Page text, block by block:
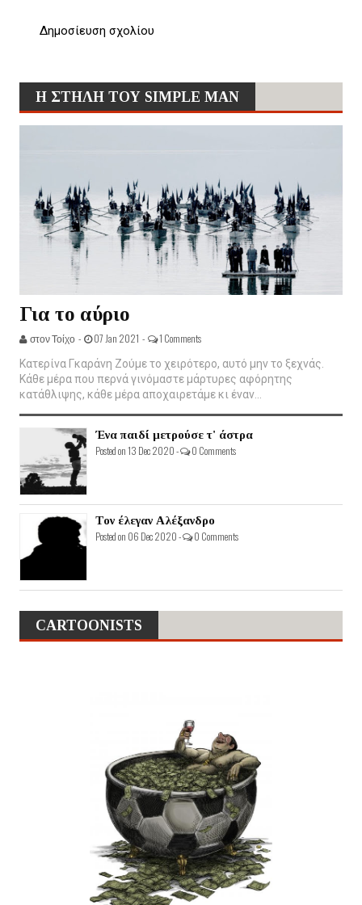
Δημοσίευση σχολίου
Η ΣΤΗΛΗ ΤΟΥ SIMPLE MAN
Για το αύριο
στον Τοίχο - 07 Jan 2021 - 1 Comments
Κατερίνα Γκαράνη Ζούμε το χειρότερο, αυτό μην το ξεχνάς.
Κάθε μέρα που περνά γινόμαστε μάρτυρες αφόρητης
κατάθλιψης, κάθε μέρα αποχαιρετάμε κι έναν...
Ένα παιδί μετρούσε τ' άστρα
Posted on 13 Dec 2020 - 0 Comments
Τον έλεγαν Αλέξανδρο
Posted on 06 Dec 2020 - 0 Comments
CARTOONISTS